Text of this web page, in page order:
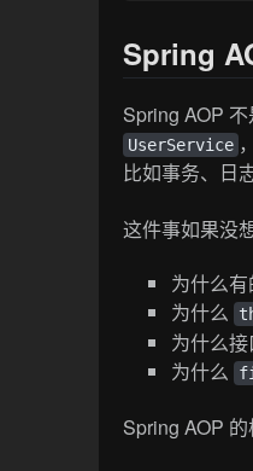
Spring
Spring AOP
UserService
比如事务、日
这件事如果没
为什么
为什么
为什么
为什么
Spring AOP 的